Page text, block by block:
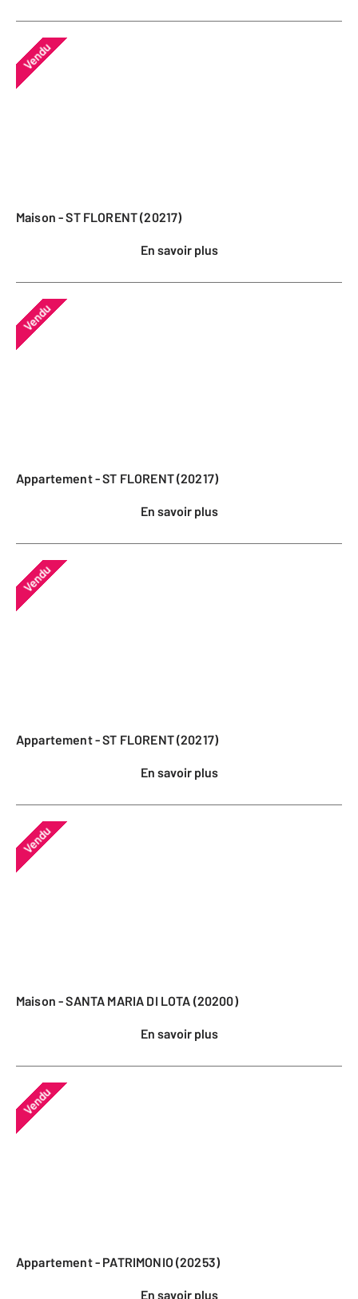
Vendu
Maison - ST FLORENT (20217)
En savoir plus
Vendu
Appartement - ST FLORENT (20217)
En savoir plus
Vendu
Appartement - ST FLORENT (20217)
En savoir plus
Vendu
Maison - SANTA MARIA DI LOTA (20200)
En savoir plus
Vendu
Appartement - PATRIMONIO (20253)
En savoir plus